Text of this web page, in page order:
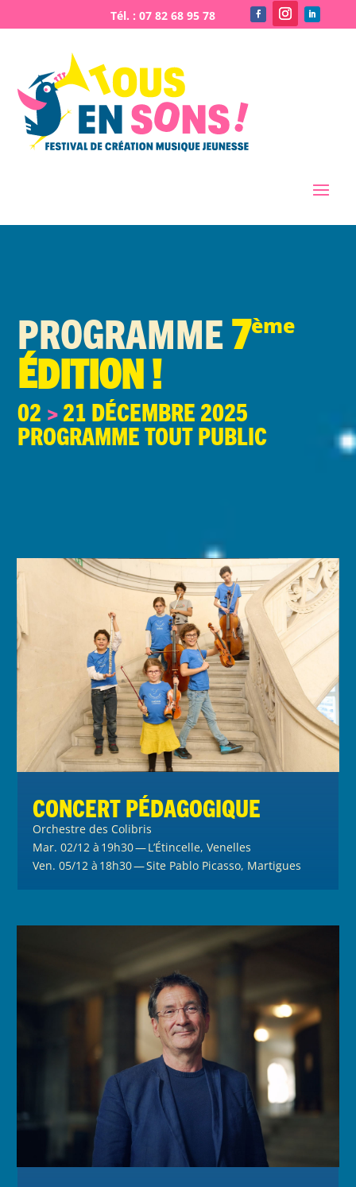
Programme7ème
édition !
02 >21 décembre 2025
Programme Tout public
Concert pédagogique
Orchestre des Colibris
Mar. 02/12 à 19h30 — L’Étincelle, Venelles
Ven. 05/12 à 18h30 — Site Pablo Picasso, Martigues